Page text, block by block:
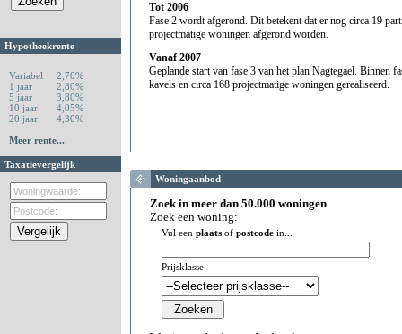
Hypotheekrente
Variabel
2,70%
1 jaar
2,80%
5 jaar
3,80%
10 jaar
4,05%
20 jaar
4,30%
Meer rente...
Taxatievergelijk
Tot 2006
Fase 2 wordt afgerond. Dit betekent dat er nog circa 19
projectmatige woningen afgerond worden.
Vanaf 2007
Geplande start van fase 3 van het plan Nagtegael. Binnen
kavels en circa 168 projectmatige woningen gerealiseerd.
Woningaanbod
Zoek in meer dan 50.000 woningen
Zoek een woning:
Vul een plaats of postcode in...
Prijsklasse